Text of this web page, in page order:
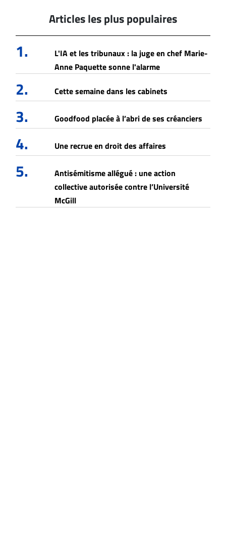
Articles les plus populaires
1.
L'IA et les tribunaux : la juge en chef Marie-
Anne Paquette sonne l'alarme
2. Cette semaine dans les cabinets
3. Goodfood placée à l’abri de ses créanciers
4. Une recrue en droit des affaires
5.
Antisémitisme allégué : une action
collective autorisée contre l’Université
McGill